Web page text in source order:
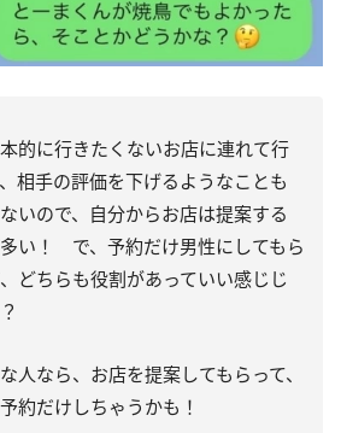
的に行きたくないお店に連れて行
相手の評価を下げるようなことも
いので、自分からお店は提案する
い！ で、予約だけ男性にしてもら
どちらも役割があっていい感じじ
人なら、お店を提案してもらって、
約だけしちゃうかも！